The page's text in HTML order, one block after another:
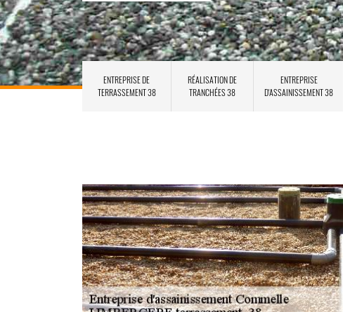
ENTREPRISE DE
TERRASSEMENT 38
RÉALISATION DE
TRANCHÉES 38
ENTREPRISE
D'ASSAINISSEMENT 38